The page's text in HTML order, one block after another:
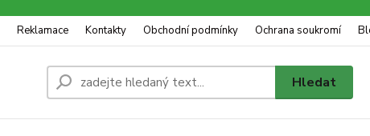
Reklamace Kontakty Obchodní podmínky Ochrana soukromí
Hledat